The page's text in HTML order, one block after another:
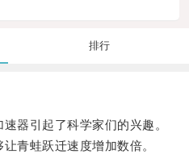
排行
引起了科学家们的兴趣。
蛙跃迁速度增加数倍。